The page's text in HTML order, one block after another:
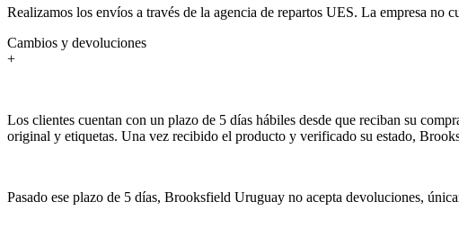
Realizamos los envíos a través de la agencia de repartos UES. La empresa no
Cambios y devoluciones
+
Los clientes cuentan con un plazo de 5 días hábiles desde que reciban su
original y etiquetas. Una vez recibido el producto y verificado su estado,
Pasado ese plazo de 5 días, Brooksfield Uruguay no acepta devoluciones,